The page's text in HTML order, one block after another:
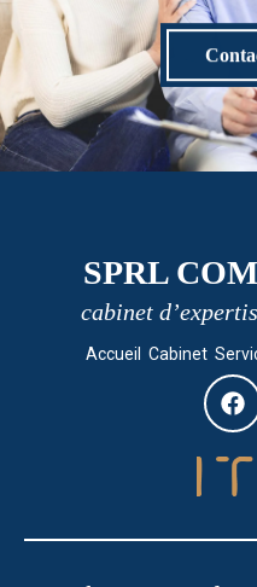
SPRL
cabinet
Accueil Cabinet